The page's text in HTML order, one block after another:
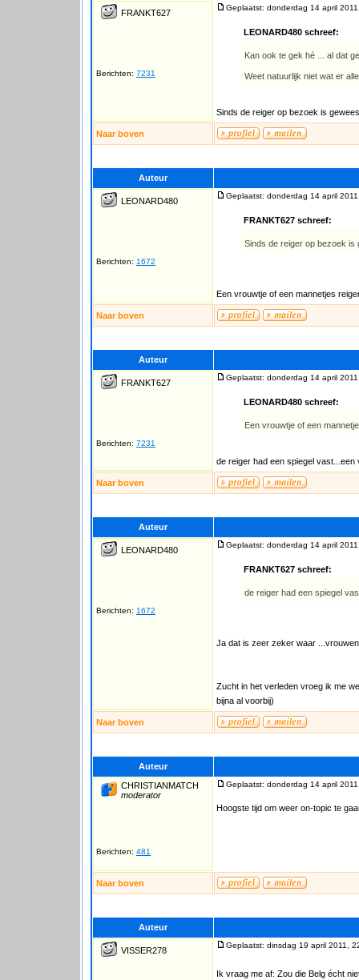
FRANKT627
Berichten: 7231
Geplaatst: donderdag 14 april
LEONARD480 schreef:
Kan ook te gek hé ... al dat
Weet natuurlijk niet wat er
Sinds de reiger op bezoek is
Naar boven
Auteur
LEONARD480
Berichten: 1672
Geplaatst: donderdag 14 april
FRANKT627 schreef:
Sinds de reiger op bezoek
Een vrouwtje of een mannetjes
Naar boven
Auteur
FRANKT627
Berichten: 7231
Geplaatst: donderdag 14 april
LEONARD480 schreef:
Een vrouwtje of een
de reiger had een spiegel
Naar boven
Auteur
LEONARD480
Berichten: 1672
Geplaatst: donderdag 14 april
FRANKT627 schreef:
de reiger had een spiegel
Ja dat is zeer zeker waar
Zucht in het verleden vroeg ik me
bijna al voorbij)
Naar boven
Auteur
CHRISTIANMATCH
moderator
Berichten: 481
Geplaatst: donderdag 14 april
Hoogste tijd om weer on-topic te
Naar boven
Auteur
VISSER278
Geplaatst: dinsdag 19 april 2011,
Ik vraag me af: Zou die Belg écht